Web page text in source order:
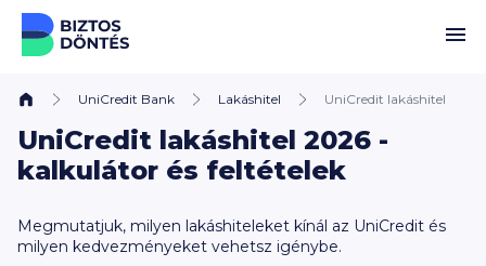
Ugrás a tartalomhoz
UniCredit Bank Lakáshitel UniCredit lakáshitel
UniCredit lakáshitel 2026 -
kalkulátor és feltételek
Megmutatjuk, milyen lakáshiteleket kínál az UniCredit és
milyen kedvezményeket vehetsz igénybe.